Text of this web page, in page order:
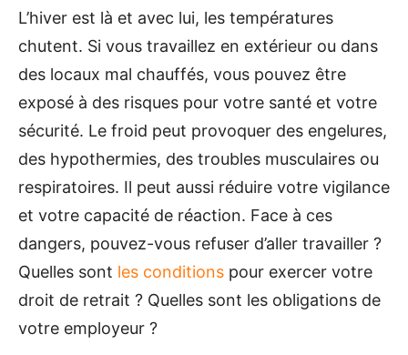
L’hiver est là et avec lui, les températures
chutent. Si vous travaillez en extérieur ou dans
des locaux mal chauffés, vous pouvez être
exposé à des risques pour votre santé et votre
sécurité. Le froid peut provoquer des engelures,
des hypothermies, des troubles musculaires ou
respiratoires. Il peut aussi réduire votre vigilance
et votre capacité de réaction. Face à ces
dangers, pouvez-vous refuser d’aller travailler ?
Quelles sont les conditions pour exercer votre
droit de retrait ? Quelles sont les obligations de
votre employeur ?